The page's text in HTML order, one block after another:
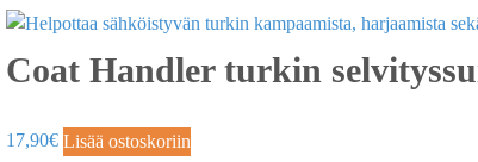
Coat Handler turkin
17,90€ Lisää ostoskoriin